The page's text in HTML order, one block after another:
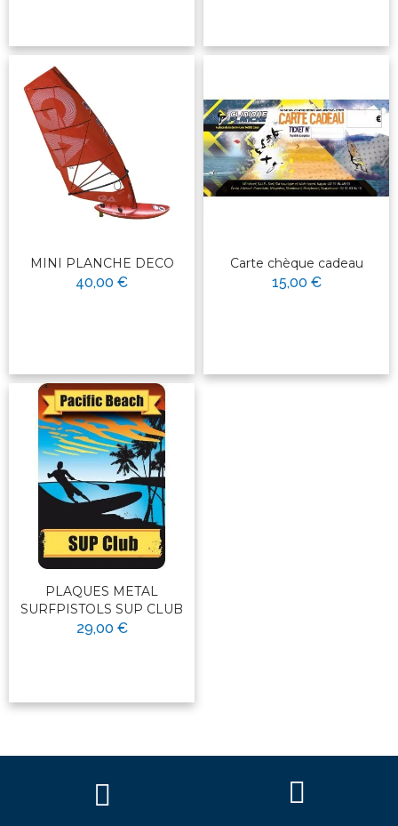
MINI PLANCHE DECO
40,00 €
Carte chèque cadeau
15,00 €
PLAQUES METAL
SURFPISTOLS SUP CLUB
29,00 €